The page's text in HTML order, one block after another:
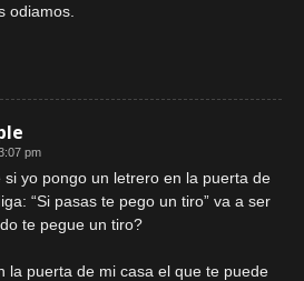
odiamos.
pm
si yo pongo un letrero en la puerta de
“Si pasas te pego un tiro” va a ser
te pegue un tiro?
la puerta de mi casa el que te puede